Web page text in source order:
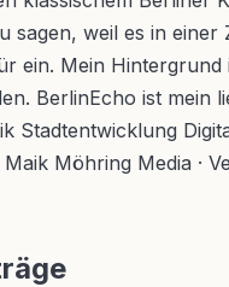
sagen, weil es in
ein. Mein
BerlinEcho ist mein
Stadtentwicklung
Maik Möhring Media ·